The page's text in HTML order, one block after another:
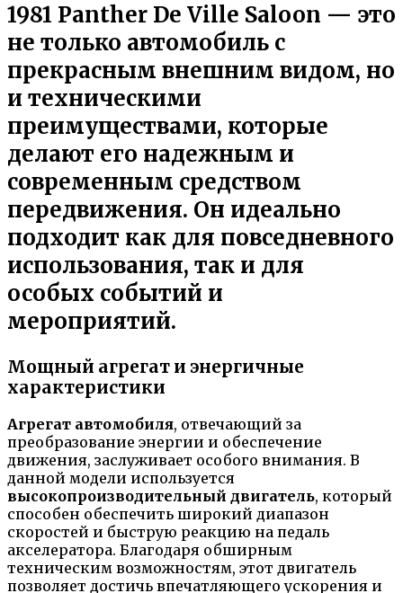
1981 Panther De Ville Saloon — это
не только автомобиль с
прекрасным внешним видом, но
и техническими
преимуществами, которые
делают его надежным и
современным средством
передвижения. Он идеально
подходит как для повседневного
использования, так и для
особых событий и
мероприятий.
Мощный агрегат и энергичные
характеристики
Агрегат автомобиля, отвечающий за
преобразование энергии и обеспечение
движения, заслуживает особого внимания. В
данной модели используется
высокопроизводительный двигатель, который
способен обеспечить широкий диапазон
скоростей и быструю реакцию на педаль
акселератора. Благодаря обширным
техническим возможностям, этот двигатель
позволяет достичь впечатляющего ускорения и